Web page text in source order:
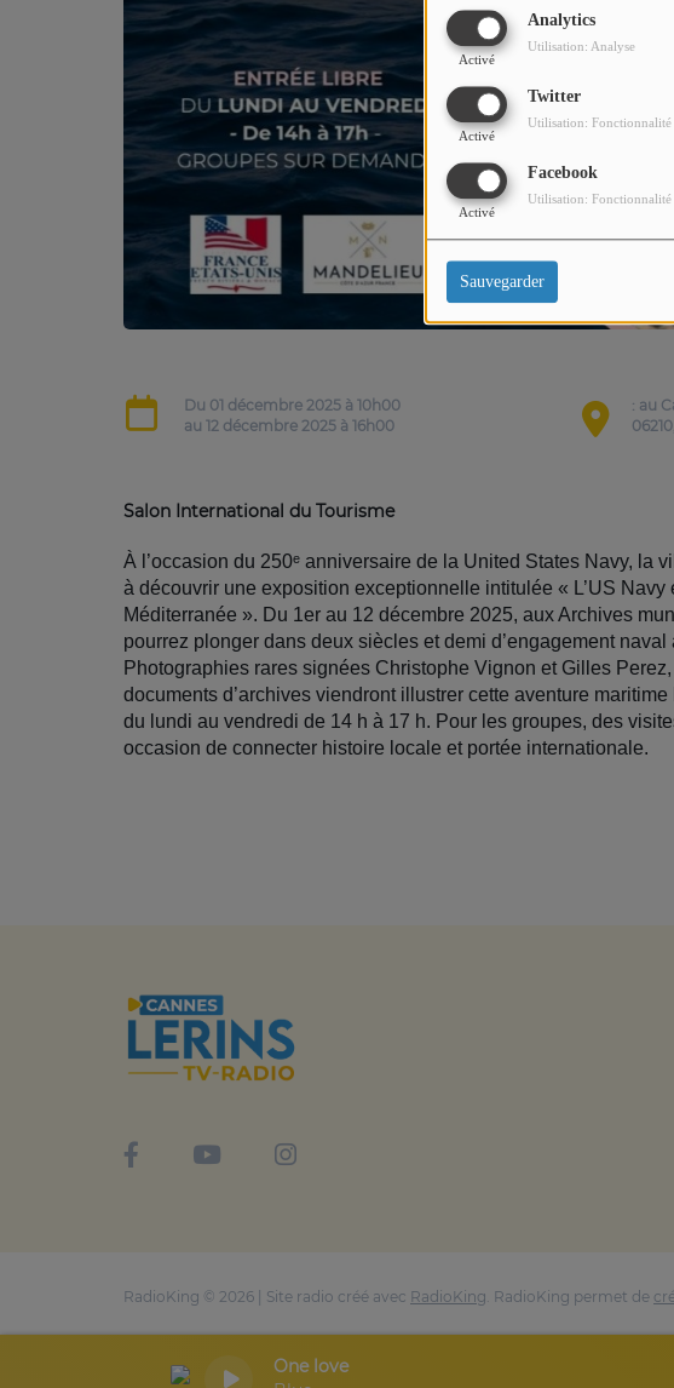
Analytics
Activé
Utilisation: Analyse
Twitter
Activé
Utilisation: Fonctionnalité
Facebook
Activé
Utilisation: Fonctionnalité
Sauvegarder
One love
Du 01 décembre 2025 à 10h00
au 12 décembre 2025 à 16h00
: au
Salon International du Tourisme
À l’occasion du 250ᵉ anniversaire de la United States Navy, la
à découvrir une exposition exceptionnelle intitulée « L’US
Méditerranée ». Du 1er au 12 décembre 2025, aux Archives
pourrez plonger dans deux siècles et demi d’engagement
Photographies rares signées Christophe Vignon et Gilles
documents d’archives viendront illustrer cette aventure
du lundi au vendredi de 14 h à 17 h. Pour les groupes, des
occasion de connecter histoire locale et portée internationale.
RadioKing © 2026 | Site radio créé avec RadioKing . RadioKing permet de